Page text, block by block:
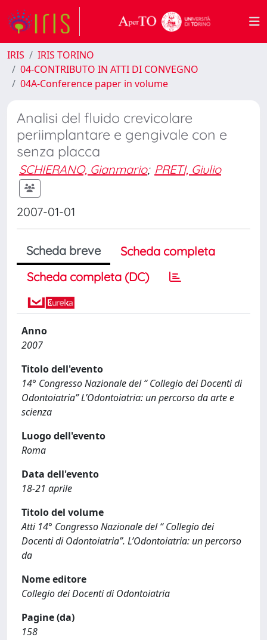
IRIS
IRIS TORINO
04-CONTRIBUTO IN ATTI DI CONVEGNO
04A-Conference paper in volume
Analisi del fluido crevicolare
periimplantare e gengivale con e
senza placca
SCHIERANO, Gianmario; PRETI, Giulio
2007-01-01
Scheda breve
Scheda completa
Scheda completa (DC)
Anno
2007
Titolo dell'evento
14° Congresso Nazionale del “ Collegio dei Docenti di
Odontoiatria” L’Odontoiatria: un percorso da arte e
scienza
Luogo dell'evento
Roma
Data dell'evento
18-21 aprile
Titolo del volume
Atti 14° Congresso Nazionale del “ Collegio dei
Docenti di Odontoiatria”. L’Odontoiatria: un percorso
da
Nome editore
Collegio dei Docenti di Odontoiatria
Pagine (da)
158